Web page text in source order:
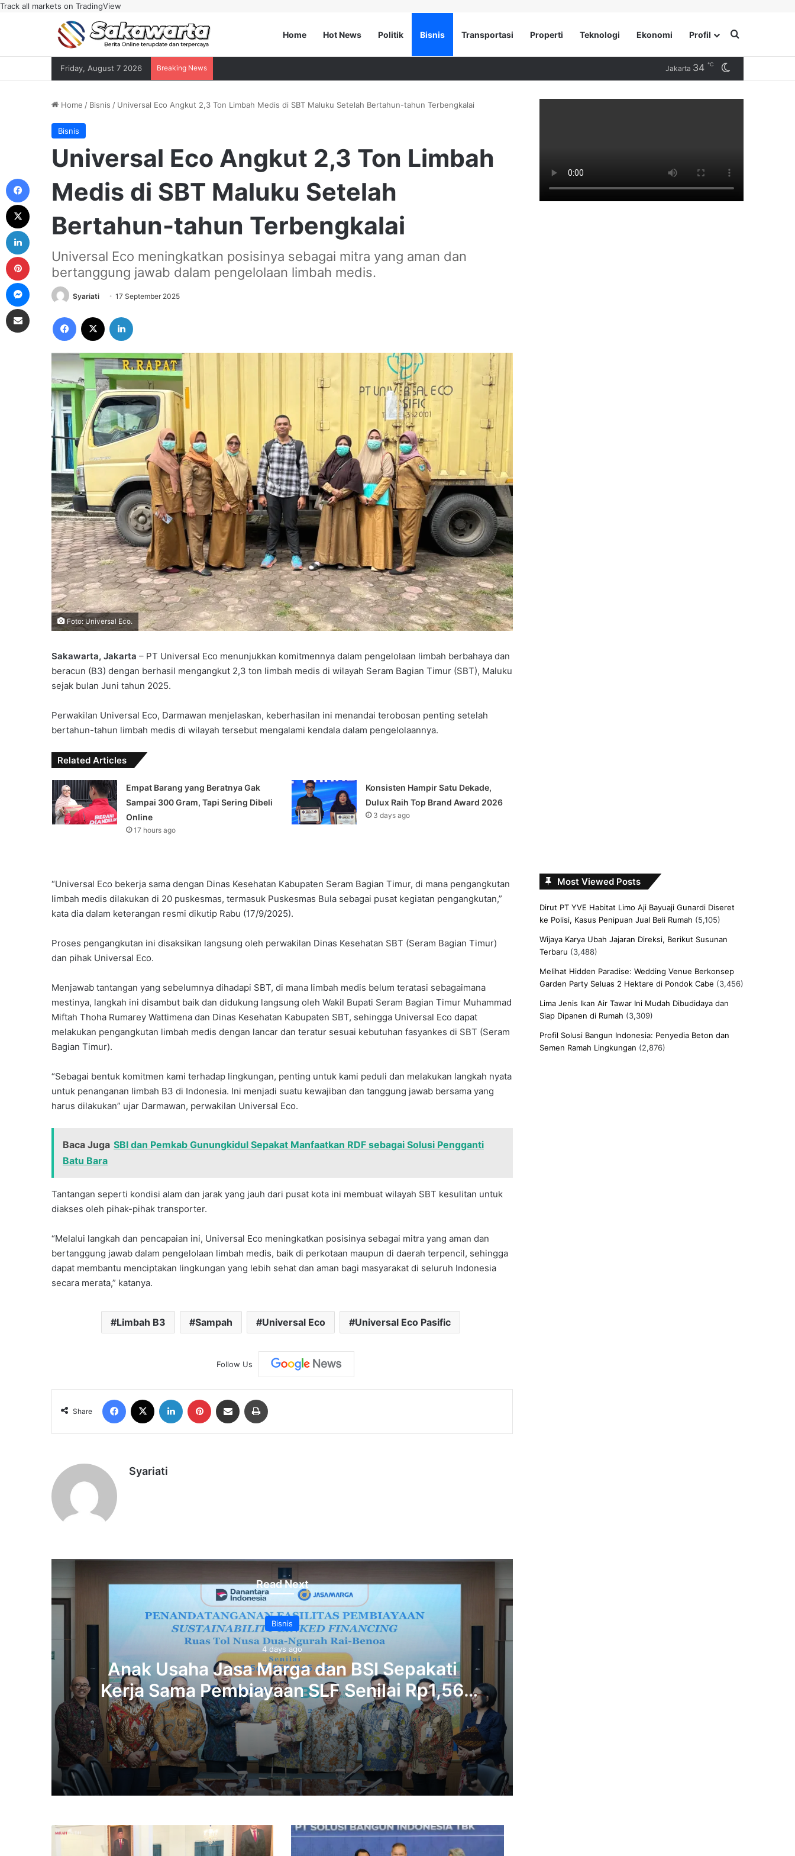
Track all markets on TradingView
Home Hot News Politik Bisnis Transportasi Properti Teknologi Ekonomi Profil Search for
Friday, August 7 2026 Breaking News Jakarta 34 ℃
Home / Bisnis / Universal Eco Angkut 2,3 Ton Limbah Medis di SBT Maluku Setelah Bertahun-tahun Terbengkalai
Bisnis
Universal Eco Angkut 2,3 Ton Limbah
Medis di SBT Maluku Setelah
Bertahun-tahun Terbengkalai
Universal Eco meningkatkan posisinya sebagai mitra yang aman dan
bertanggung jawab dalam pengelolaan limbah medis.
Syariati 17 September 2025
Facebook
Foto: Universal Eco.
Sakawarta, Jakarta – PT Universal Eco menunjukkan komitmennya dalam pengelolaan limbah berbahaya dan
beracun (B3) dengan berhasil mengangkut 2,3 ton limbah medis di wilayah Seram Bagian Timur (SBT), Maluku
sejak bulan Juni tahun 2025.
Perwakilan Universal Eco, Darmawan menjelaskan, keberhasilan ini menandai terobosan penting setelah
bertahun-tahun limbah medis di wilayah tersebut mengalami kendala dalam pengelolaannya.
Related Articles
Empat Barang yang Beratnya Gak
Sampai 300 Gram, Tapi Sering Dibeli
Online
17 hours ago
Konsisten Hampir Satu Dekade,
Dulux Raih Top Brand Award 2026
3 days ago
“Universal Eco bekerja sama dengan Dinas Kesehatan Kabupaten Seram Bagian Timur, di mana pengangkutan
limbah medis dilakukan di 20 puskesmas, termasuk Puskesmas Bula sebagai pusat kegiatan pengangkutan,”
kata dia dalam keterangan resmi dikutip Rabu (17/9/2025).
Proses pengangkutan ini disaksikan langsung oleh perwakilan Dinas Kesehatan SBT (Seram Bagian Timur)
dan pihak Universal Eco.
Menjawab tantangan yang sebelumnya dihadapi SBT, di mana limbah medis belum teratasi sebagaimana
mestinya, langkah ini disambut baik dan didukung langsung oleh Wakil Bupati Seram Bagian Timur Muhammad
Miftah Thoha Rumarey Wattimena dan Dinas Kesehatan Kabupaten SBT, sehingga Universal Eco dapat
melakukan pengangkutan limbah medis dengan lancar dan teratur sesuai kebutuhan fasyankes di SBT (Seram
Bagian Timur).
“Sebagai bentuk komitmen kami terhadap lingkungan, penting untuk kami peduli dan melakukan langkah nyata
untuk penanganan limbah B3 di Indonesia. Ini menjadi suatu kewajiban dan tanggung jawab bersama yang
harus dilakukan” ujar Darmawan, perwakilan Universal Eco.
Baca Juga SBI dan Pemkab Gunungkidul Sepakat Manfaatkan RDF sebagai Solusi Pengganti
Batu Bara
Tantangan seperti kondisi alam dan jarak yang jauh dari pusat kota ini membuat wilayah SBT kesulitan untuk
diakses oleh pihak-pihak transporter.
“Melalui langkah dan pencapaian ini, Universal Eco meningkatkan posisinya sebagai mitra yang aman dan
bertanggung jawab dalam pengelolaan limbah medis, baik di perkotaan maupun di daerah terpencil, sehingga
dapat membantu menciptakan lingkungan yang lebih sehat dan aman bagi masyarakat di seluruh Indonesia
secara merata,” katanya.
Limbah B3 Sampah Universal Eco Universal Eco Pasific
Follow Us
Share
Facebook LinkedIn Pinterest Share via Email
Syariati
Read Next
Bisnis
4 days ago
Anak Usaha Jasa Marga dan BSI Sepakati
Kerja Sama Pembiayaan SLF ‎Senilai Rp1,56
Triliun di Tol Bali Mandara‎‎
4 days ago
Anak Usaha Jasa Marga dan BSI Sepakati Kerja Sama Pembiayaan SLF ‎Senilai Rp1,56 Triliun di Tol Bali Mandara‎‎
Astra Raup Laba Rp12,53 Triliun di Semester I-2026, Sektor Otomotif dan Jasa Keuangan Jadi Penopang‎‎
Daftar
Komit
Most Viewed Posts
Dirut PT YVE Habitat Limo Aji Bayuaji Gunardi Diseret
ke Polisi, Kasus Penipuan Jual Beli Rumah (5,105)
Wijaya Karya Ubah Jajaran Direksi, Berikut Susunan
Terbaru (3,488)
Melihat Hidden Paradise: Wedding Venue Berkonsep
Garden Party Seluas 2 Hektare di Pondok Cabe (3,456)
Lima Jenis Ikan Air Tawar Ini Mudah Dibudidaya dan
Siap Dipanen di Rumah (3,309)
Profil Solusi Bangun Indonesia: Penyedia Beton dan
Semen Ramah Lingkungan (2,876)
LinkedIn
Pinterest